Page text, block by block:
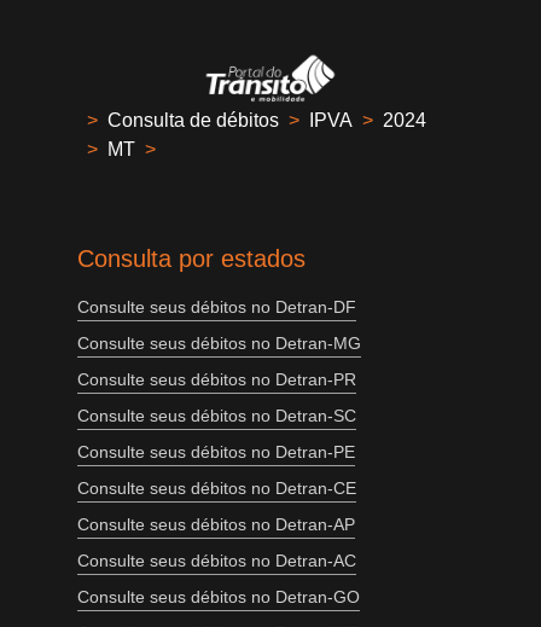
> Consulta de débitos > IPVA > 2024
> MT >
Consulta por estados
Consulte seus débitos no Detran-DF
Consulte seus débitos no Detran-MG
Consulte seus débitos no Detran-PR
Consulte seus débitos no Detran-SC
Consulte seus débitos no Detran-PE
Consulte seus débitos no Detran-CE
Consulte seus débitos no Detran-AP
Consulte seus débitos no Detran-AC
Consulte seus débitos no Detran-GO